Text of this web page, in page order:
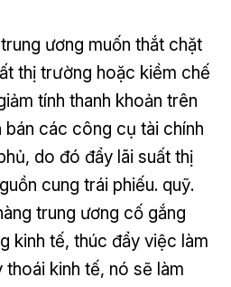
ương muốn thắt chặt
thị trường hoặc kiềm chế
tính thanh khoản trên
các công cụ tài chính
do đó đẩy lãi suất thị
cung trái phiếu. quỹ.
trung ương cố gắng
kinh tế, thúc đẩy việc làm
kinh tế, nó sẽ làm